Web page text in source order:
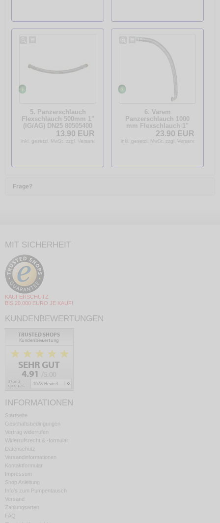
5. Panzerschlauch
Flexschlauch 500mm 1"
(IG/AG) DN25 80505400
13.90 EUR
inkl. gesetzl. MwSt. zzgl. Versandkosten
6. Varem
Panzerschlauch 1000
mm Flexschlauch 1"
abgewinkelt für
Hauswasserwerk 100
23.90 EUR
inkl. gesetzl. MwSt. zzgl. Versandkosten
Frage?
MIT SICHERHEIT
KÄUFERSCHUTZ
BIS 20.000 EURO JE KAUF!
KUNDENBEWERTUNGEN
INFORMATIONEN
Startseite
Geschäftsbedingungen
Vertrag widerrufen
Widerrufsrecht & -formular
Datenschutz
Versandinformationen
Kontaktformular
Impressum
Shop Anleitung
Info's zum Pumpentausch
Versand
Zahlungsarten
FAQ